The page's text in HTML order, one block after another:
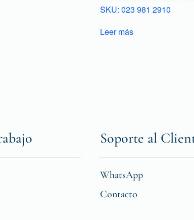
SKU: 023 981 2910
Leer más
Soporte al
WhatsApp
Contacto